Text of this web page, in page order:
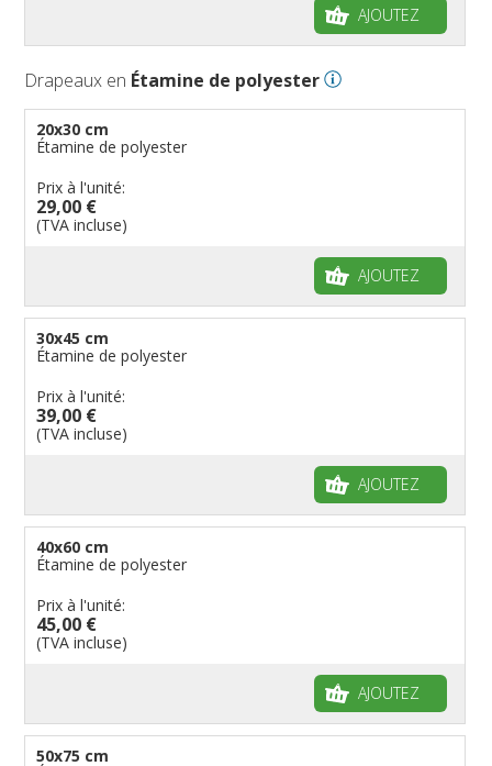
AJOUTEZ
Drapeaux en Étamine de polyester
20x30 cm
Étamine de polyester
Prix à l'unité:
29,00 €
(TVA incluse)
AJOUTEZ
30x45 cm
Étamine de polyester
Prix à l'unité:
39,00 €
(TVA incluse)
AJOUTEZ
40x60 cm
Étamine de polyester
Prix à l'unité:
45,00 €
(TVA incluse)
AJOUTEZ
50x75 cm